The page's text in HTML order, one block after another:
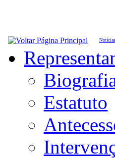
Notícias
Estatuto